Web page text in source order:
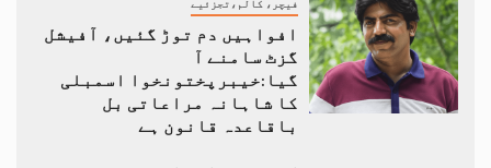
فیچر، کالم،تجزئیے
افواہیں دم توڑ گئیں، آفیشل
گزٹ سامنے آ
گیا:خیبرپختونخوا اسمبلی
کا شاہانہ مراعاتی بل
باقاعدہ قانون ہے